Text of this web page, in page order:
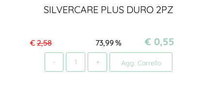
SILVERCARE PLUS DURO 2PZ
€ 2,58 %
73,99 € 0,55
Agg. Carrello